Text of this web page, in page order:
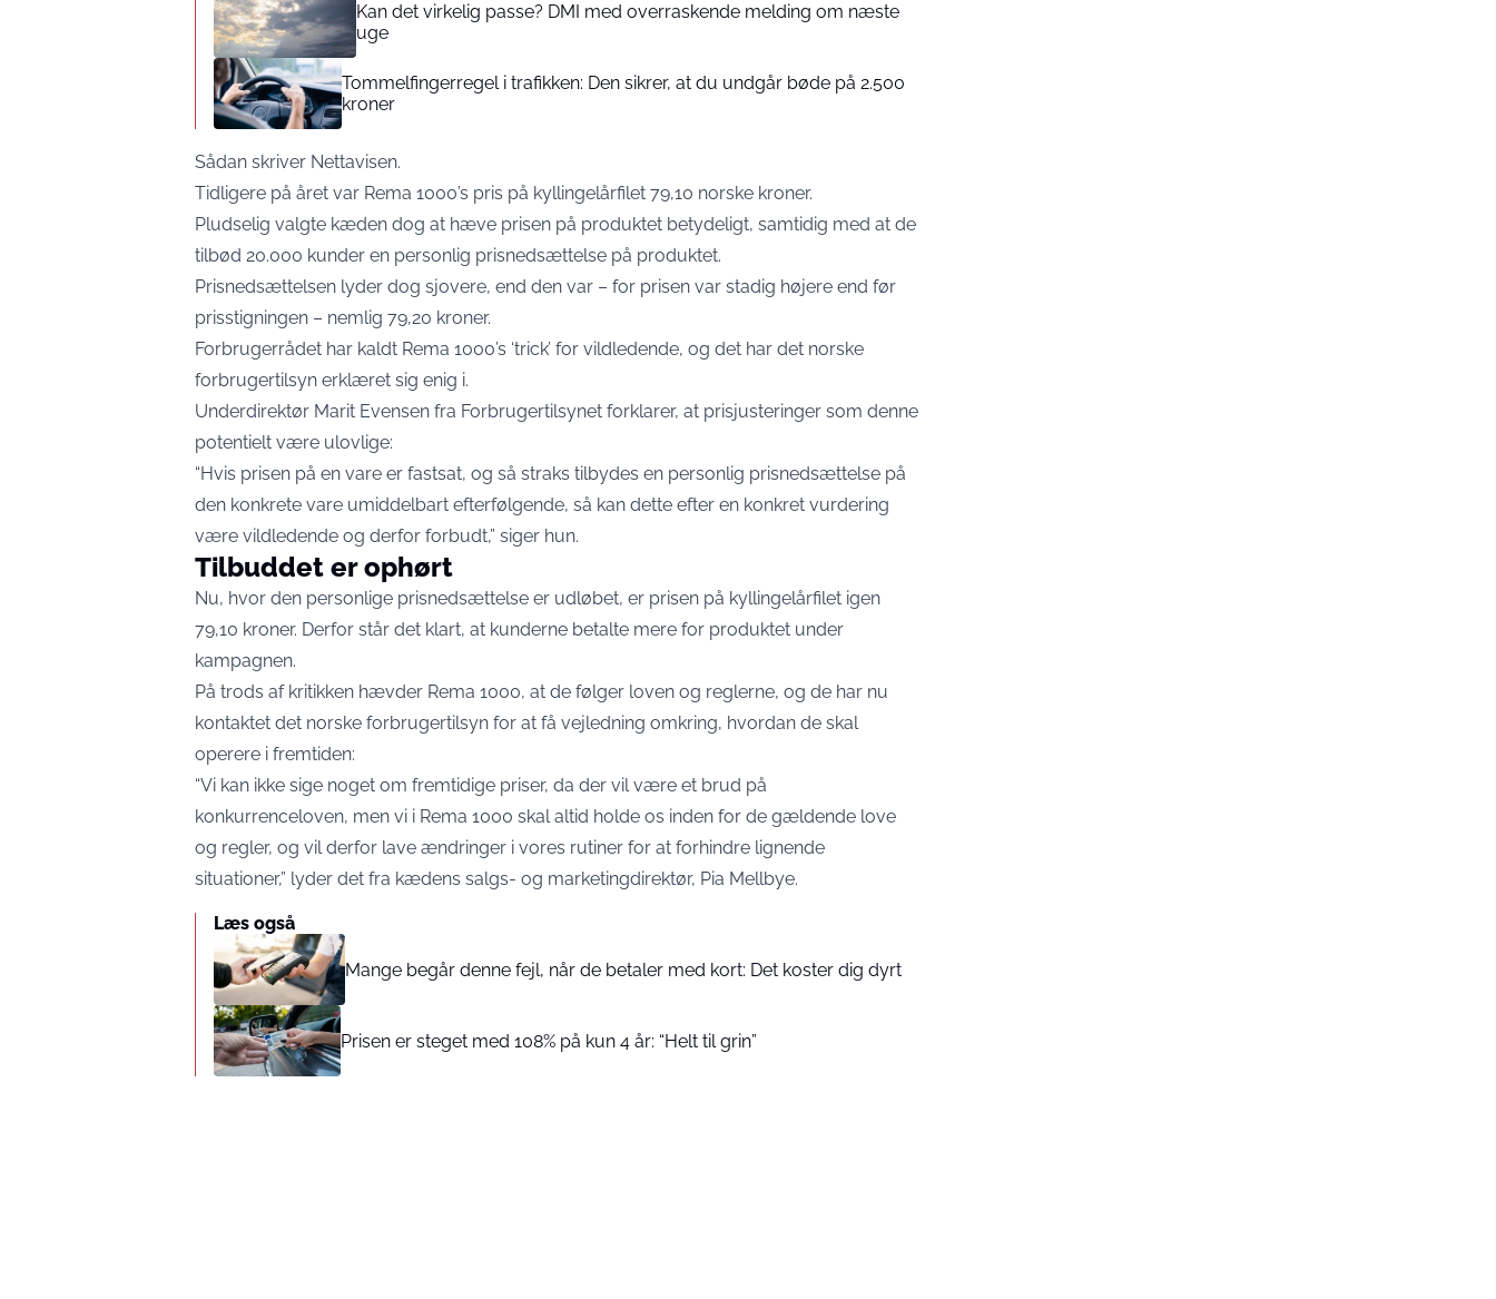
Kan det virkelig passe? DMI med overraskende melding om næste
uge
Tommelfingerregel i trafikken: Den sikrer, at du undgår bøde på 2.500
kroner
Sådan skriver Nettavisen.
Tidligere på året var Rema 1000’s pris på kyllingelårfilet 79,10 norske kroner.
Pludselig valgte kæden dog at hæve prisen på produktet betydeligt, samtidig med at de
tilbød 20.000 kunder en personlig prisnedsættelse på produktet.
Prisnedsættelsen lyder dog sjovere, end den var – for prisen var stadig højere end før
prisstigningen – nemlig 79,20 kroner.
Forbrugerrådet har kaldt Rema 1000’s ‘trick’ for vildledende, og det har det norske
forbrugertilsyn erklæret sig enig i.
Underdirektør Marit Evensen fra Forbrugertilsynet forklarer, at prisjusteringer som denne
potentielt være ulovlige:
“Hvis prisen på en vare er fastsat, og så straks tilbydes en personlig prisnedsættelse på
den konkrete vare umiddelbart efterfølgende, så kan dette efter en konkret vurdering
være vildledende og derfor forbudt,” siger hun.
Tilbuddet er ophørt
Nu, hvor den personlige prisnedsættelse er udløbet, er prisen på kyllingelårfilet igen
79,10 kroner. Derfor står det klart, at kunderne betalte mere for produktet under
kampagnen.
På trods af kritikken hævder Rema 1000, at de følger loven og reglerne, og de har nu
kontaktet det norske forbrugertilsyn for at få vejledning omkring, hvordan de skal
operere i fremtiden:
“Vi kan ikke sige noget om fremtidige priser, da der vil være et brud på
konkurrenceloven, men vi i Rema 1000 skal altid holde os inden for de gældende love
og regler, og vil derfor lave ændringer i vores rutiner for at forhindre lignende
situationer,” lyder det fra kædens salgs- og marketingdirektør, Pia Mellbye.
Læs også
Mange begår denne fejl, når de betaler med kort: Det koster dig dyrt
Prisen er steget med 108% på kun 4 år: “Helt til grin”